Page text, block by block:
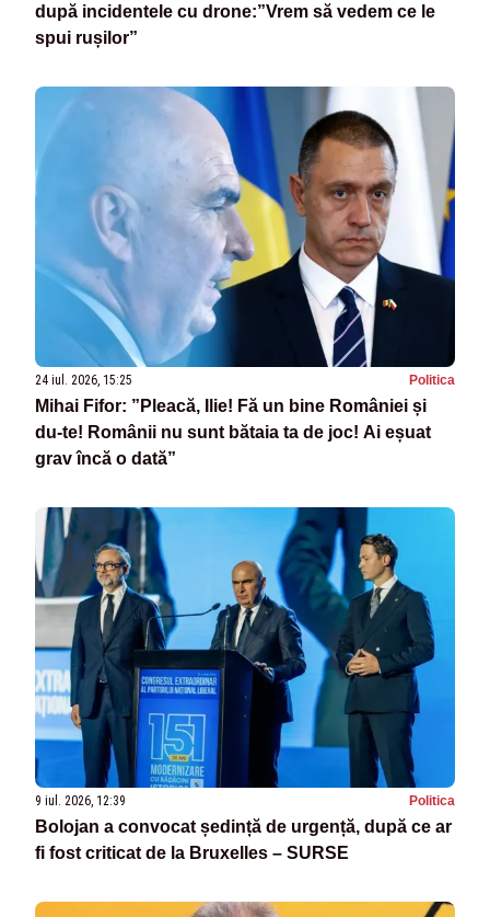
după incidentele cu drone:”Vrem să vedem ce le
spui rușilor”
24 iul. 2026, 15:25 Politica
Mihai Fifor: ”Pleacă, Ilie! Fă un bine României și
du-te! Românii nu sunt bătaia ta de joc! Ai eșuat
grav încă o dată”
9 iul. 2026, 12:39 Politica
Bolojan a convocat ședință de urgență, după ce ar
fi fost criticat de la Bruxelles – SURSE